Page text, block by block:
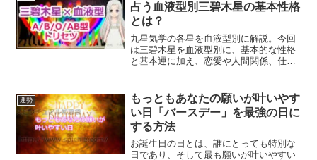
占う血液型別三碧木星の基本性格
とは？
九星気学の各星を血液型別に解説。今回
は三碧木星を血液型別に、基本的な性格
と基本運に加え、恋愛や人間関係、仕事
運勢
もっともあなたの願いが叶いやす
い日「バースデー」を最強の日に
する方法
お誕生日の日とは、誰にとっても特別な
日であり、そして最も願いが叶いやすい